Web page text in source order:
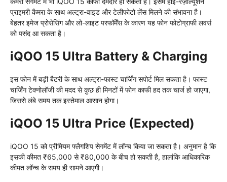
प्राइमरी कैमरा के साथ अल्ट्रा-वाइड और टेलीफोटो लेंस मिलने की संभावना है।
बेहतर इमेज प्रोसेसिंग और लो-लाइट परफॉर्मेंस के कारण यह फोन फोटोग्राफी लवर्स
को पसंद आ सकता है।
iQOO 15 Ultra Battery & Charging
इस फोन में बड़ी बैटरी के साथ अल्ट्रा-फास्ट चार्जिंग सपोर्ट मिल सकता है। फास्ट
चार्जिंग टेक्नोलॉजी की मदद से कुछ ही मिनटों में फोन काफी हद तक चार्ज हो जाएगा,
जिससे लंबे समय तक इस्तेमाल आसान होगा।
iQOO 15 Ultra Price (Expected)
iQOO 15 को प्रीमियम फ्लैगशिप सेगमेंट में लॉन्च किया जा सकता है। अनुमान है कि
इसकी कीमत ₹65,000 से ₹80,000 के बीच हो सकती है, हालांकि आधिकारिक
कीमत लॉन्च के समय ही सामने आएगी।